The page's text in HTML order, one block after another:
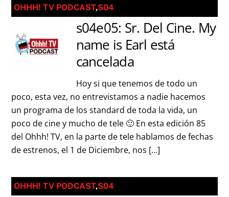
OHHH! TV PODCAST,S04
s04e05: Sr. Del Cine. My
name is Earl está
cancelada
Hoy si que tenemos de todo un
poco, esta vez, no entrevistamos a nadie hacemos
un programa de los standard de toda la vida, un
poco de cine y mucho de tele 🙂 En esta edición 85
del Ohhh! TV, en la parte de tele hablamos de fechas
de estrenos, el 1 de Diciembre, nos […]
OHHH! TV PODCAST,S04